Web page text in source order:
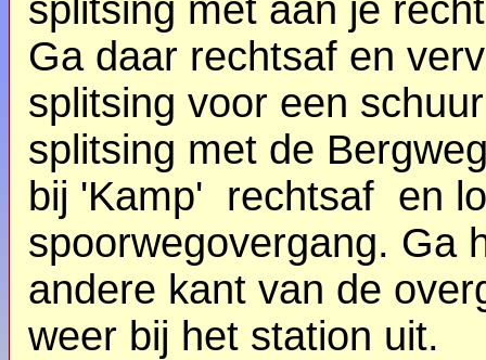
splitsing met aan je
Ga daar rechtsaf en
splitsing voor een
splitsing met de
bij 'Kamp' rechtsaf en
spoorwegovergang. Ga
andere kant van de
weer bij het station uit.